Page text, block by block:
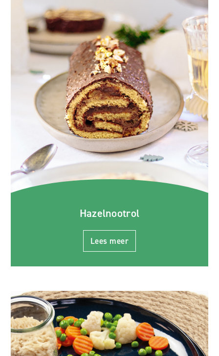
Hazelnootrol
Lees meer